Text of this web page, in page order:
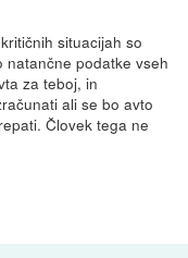
situacijah so
natančne podatke vseh
za teboj, in
ali se bo avto
Človek tega ne